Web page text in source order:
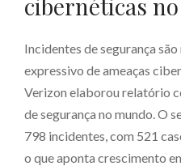
cibernéticas
Incidentes de segurança
expressivo de ameaças
Verizon elaborou relatório
de segurança no mundo. O
798 incidentes, com 521
o que aponta crescimento